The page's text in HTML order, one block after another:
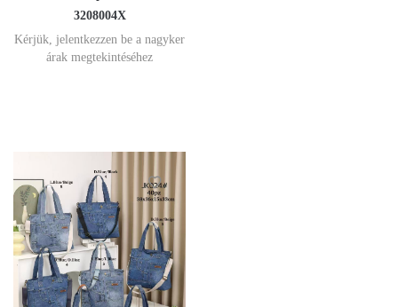
3208004X
Kérjük, jelentkezzen be a nagyker
árak megtekintéséhez